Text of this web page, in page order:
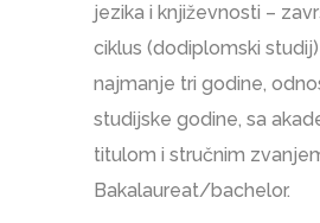
jezika i književnosti –
ciklus (dodiplomski
najmanje tri godine,
studijske godine, sa
titulom i stručnim
Bakalaureat/bachelor.